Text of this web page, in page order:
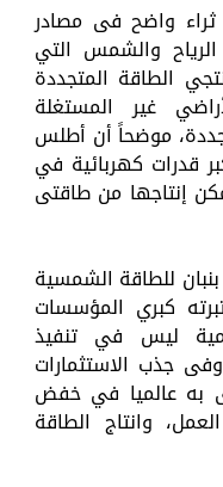
واضح فى مصادر
والشمس التي
الطاقة المتجددة
غير المستغلة
موضحاً أن أطلس
قدرات كهربائية في
إنتاجها من طاقتى
للطاقة الشمسية
اعتبرته كبري المؤسسات
ليس في تنفيذ
جذب الاستثمارات
به عالميا في خفض
وانتاج الطاقة